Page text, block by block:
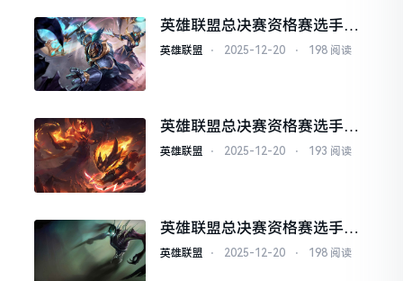
英雄联盟总决赛资格赛选手极
限操作惊艳全场
英雄联盟 ⋅ 2025-12-20 ⋅ 198 阅读
英雄联盟总决赛资格赛选手技
术短板针对性训练
英雄联盟 ⋅ 2025-12-20 ⋅ 193 阅读
英雄联盟总决赛资格赛选手技
术全面领先：全方位解析顶尖
英雄联盟 ⋅ 2025-12-20 ⋅ 198 阅读